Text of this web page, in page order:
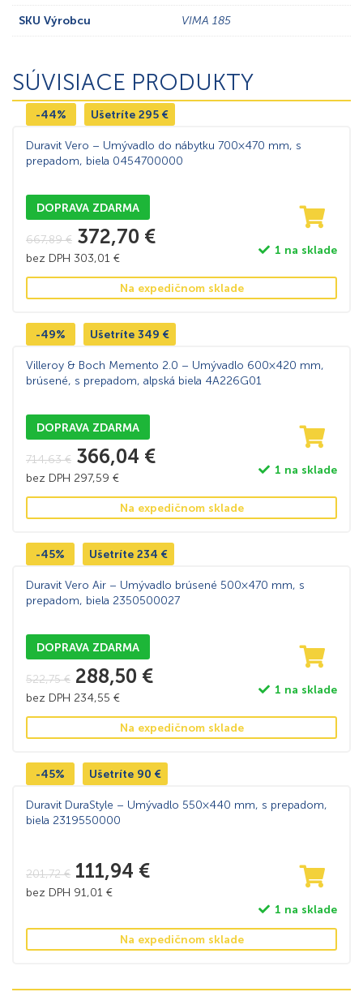
SKU Výrobcu VIMA 185
SÚVISIACE PRODUKTY
-44% Ušetríte 295 €
Duravit Vero – Umývadlo do nábytku 700×470 mm, s
prepadom, biela 0454700000
DOPRAVA ZDARMA
667,89€ 372,70 €
bez DPH 303,01 €
1 na sklade
Na expedičnom sklade
-49% Ušetríte 349 €
Villeroy & Boch Memento 2.0 – Umývadlo 600×420 mm,
brúsené, s prepadom, alpská biela 4A226G01
DOPRAVA ZDARMA
714,63€ 366,04 €
bez DPH 297,59 €
1 na sklade
Na expedičnom sklade
-45% Ušetríte 234 €
Duravit Vero Air – Umývadlo brúsené 500×470 mm, s
prepadom, biela 2350500027
DOPRAVA ZDARMA
522,75€ 288,50 €
bez DPH 234,55 €
1 na sklade
Na expedičnom sklade
-45% Ušetríte 90 €
Duravit DuraStyle – Umývadlo 550×440 mm, s prepadom,
biela 2319550000
201,72€ 111,94 €
bez DPH 91,01 €
1 na sklade
Na expedičnom sklade